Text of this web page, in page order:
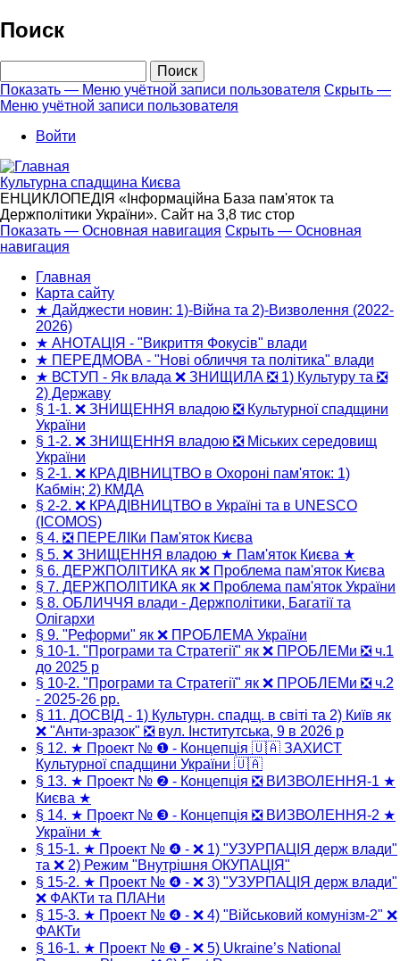
Перейти
к
основному
Поиск
Меню
учётной
записи
пользователя
Показать — Меню учётной записи пользователя Скрыть —
Меню учётной записи пользователя
Войти
Культурна спадщина Києва
ЕНЦИКЛОПЕДІЯ «Інформаційна База пам'яток та
Держполітики України». Сайт на 3,8 тис стор
Основная
навигация
Показать — Основная навигация Скрыть — Основная
навигация
Главная
Карта сайту
★ Дайджести новин: 1)-Війна та 2)-Визволення (2022-
2026)
★ АНОТАЦІЯ - "Викриття Фокусів" влади
★ ПЕРЕДМОВА - "Нові обличчя та політика" влади
★ ВСТУП - Як влада ❌ ЗНИЩИЛА ❎ 1) Культуру та ❎
2) Державу
§ 1-1. ❌ ЗНИЩЕННЯ владою ❎ Культурної спадщини
України
§ 1-2. ❌ ЗНИЩЕННЯ владою ❎ Міських середовищ
України
§ 2-1. ❌ КРАДІВНИЦТВО в Охороні пам'яток: 1)
Кабмін; 2) КМДА
§ 2-2. ❌ КРАДІВНИЦТВО в Україні та в UNESCO
(ICOMOS)
§ 4. ❎ ПЕРЕЛІКи Пам'яток Києва
§ 5. ❌ ЗНИЩЕННЯ владою ★ Пам'яток Києва ★
§ 6. ДЕРЖПОЛІТИКА як ❌ Проблема пам'яток Києва
§ 7. ДЕРЖПОЛІТИКА як ❌ Проблема пам'яток України
§ 8. ОБЛИЧЧЯ влади - Держполітики, Багатії та
Олігархи
§ 9. "Реформи" як ❌ ПРОБЛЕМА України
§ 10-1. "Програми та Стратегії" як ❌ ПРОБЛЕМи ❎ ч.1
до 2025 р
§ 10-2. "Програми та Стратегії" як ❌ ПРОБЛЕМи ❎ ч.2
- 2025-26 рр.
§ 11. ДОСВІД - 1) Культурн. спадщ. в світі та 2) Київ як
❌ "Анти-зразок" ❎ вул. Інститутська, 9 в 2026 р
§ 12. ★ Проект № ❶ - Концепція 🇺🇦 ЗАХИСТ
Культурної спадщини України 🇺🇦
§ 13. ★ Проект № ❷ - Концепція ❎ ВИЗВОЛЕННЯ-1 ★
Києва ★
§ 14. ★ Проект № ❸ - Концепція ❎ ВИЗВОЛЕННЯ-2 ★
України ★
§ 15-1. ★ Проект № ❹ - ❌ 1) "УЗУРПАЦІЯ держ влади"
та ❌ 2) Режим "Внутрішня ОКУПАЦІЯ"
§ 15-2. ★ Проект № ❹ - ❌ 3) "УЗУРПАЦІЯ держ влади"
❌ ФАКТи та ПЛАНи
§ 15-3. ★ Проект № ❹ - ❌ 4) "Військовий комунізм-2" ❌
ФАКТи
§ 16-1. ★ Проект № ❺ - ❌ 5) Ukraine’s National